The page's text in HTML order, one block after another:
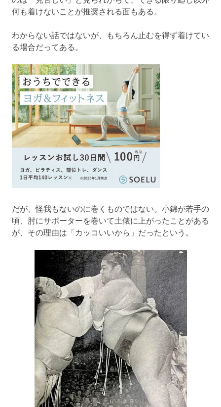
何も着けないことが推奨される面もある。
わからない話ではないが、もちろん止むを得ず着けてい
る場合だってある。
だが、怪我もないのに巻くものではない。小錦が若手の
頃、肘にサポーターを巻いて土俵に上がったことがある
が、その理由は「カッコいいから」だったという。